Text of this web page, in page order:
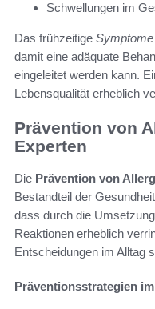
Schwellungen im
Das frühzeitige
damit eine adäquate
eingeleitet werden kann.
Lebensqualität erheblich
Prävention von
Experten
Die Prävention von
Bestandteil der
dass durch die
Reaktionen erheblich
Entscheidungen im Alltag
Präventionsstrategien